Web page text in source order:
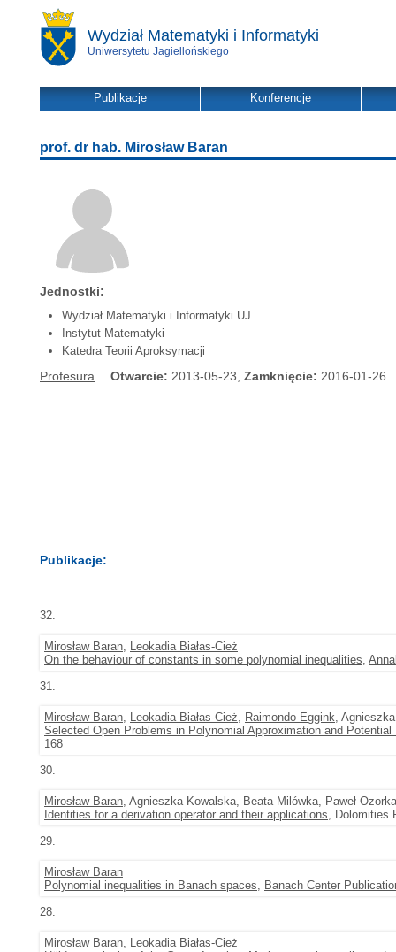
Wydział Matematyki i Informatyki
Uniwersytetu Jagiellońskiego
Publikacje Konferencje
prof. dr hab. Mirosław Baran
Jednostki:
Wydział Matematyki i Informatyki UJ
Instytut Matematyki
Katedra Teorii Aproksymacji
Profesura Otwarcie: 2013-05-23, Zamknięcie: 2016-01-26
Publikacje:
32.
Mirosław Baran, Leokadia Białas-Cież
On the behaviour of constants in some polynomial inequalities,
31.
Mirosław Baran, Leokadia Białas-Cież, Raimondo Eggink,
Selected Open Problems in Polynomial Approximation and Potential
168
30.
Mirosław Baran, Agnieszka Kowalska, Beata Milówka, Paweł Ozorka
Identities for a derivation operator and their applications, Dolomities
29.
Mirosław Baran
Polynomial inequalities in Banach spaces, Banach Center
28.
Mirosław Baran, Leokadia Białas-Cież